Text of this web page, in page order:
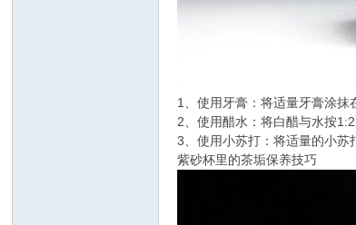
1、使用牙膏：将适量牙膏涂抹
2、使用醋水：将白醋与水按
3、使用小苏打：将适量的小苏
紫砂杯里的茶垢保养技巧